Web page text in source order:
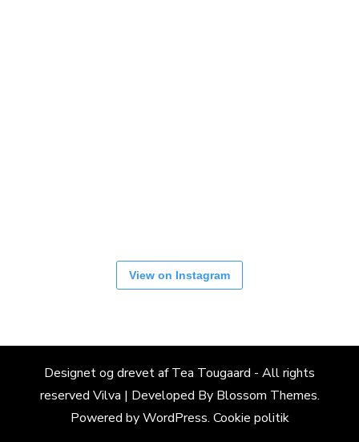
View on Instagram
Designet og drevet af Tea Tougaard - All rights
reserved Vilva | Developed By Blossom Themes.
Powered byWordPress. Cookie politik